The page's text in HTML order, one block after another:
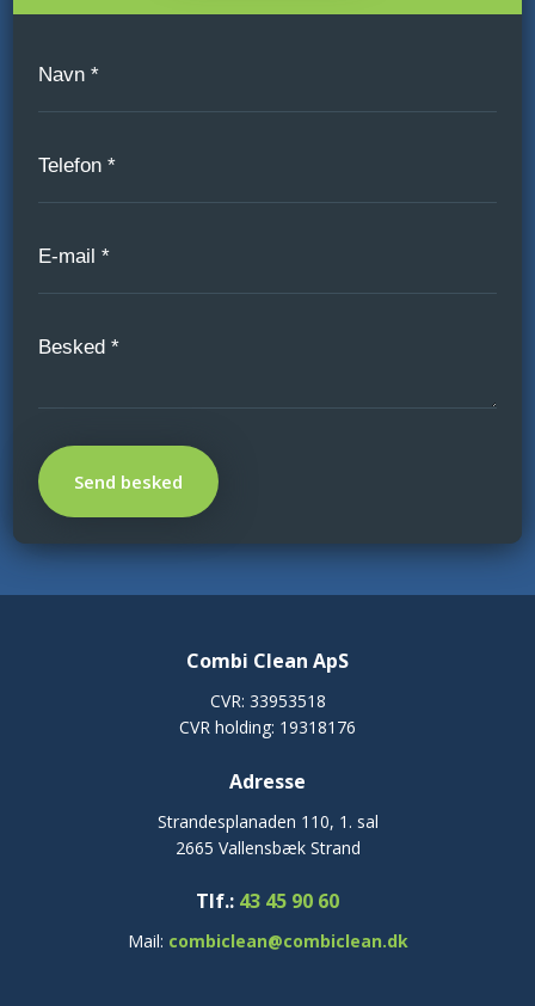
Combi Clean ApS
CVR: 33953518
CVR holding: 19318176
Adresse​
Strandesplanaden 110, 1. sal
2665 Vallensbæk Strand
Tlf.: 43 45 90 60
Mail: combiclean@combiclean.dk